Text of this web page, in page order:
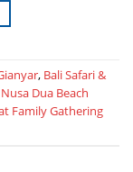
, Bali Safari &
Nusa Dua Beach
Family Gathering